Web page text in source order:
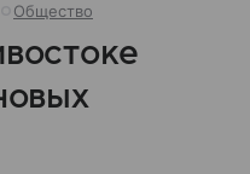
Общество